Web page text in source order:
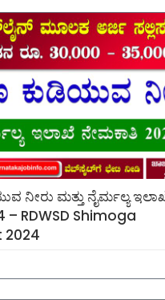
ನೀರು ಮತ್ತು ನೈರ್ಮಲ್ಯ
– RDWSD Shimoga
2024